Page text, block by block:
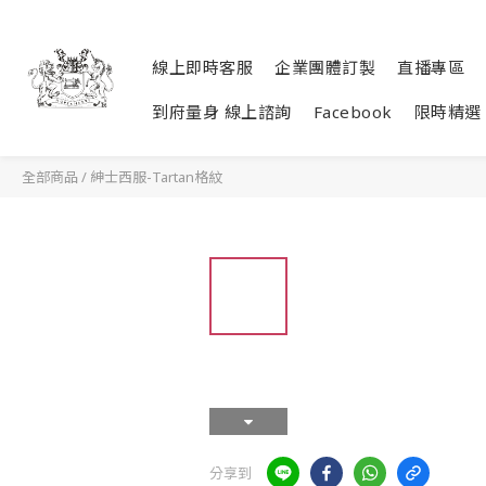
線上即時客服 企業團體訂製 直播專區
到府量身 線上諮詢 Facebook 限時精選
全部商品 / 紳士西服-Tartan格紋
分享到